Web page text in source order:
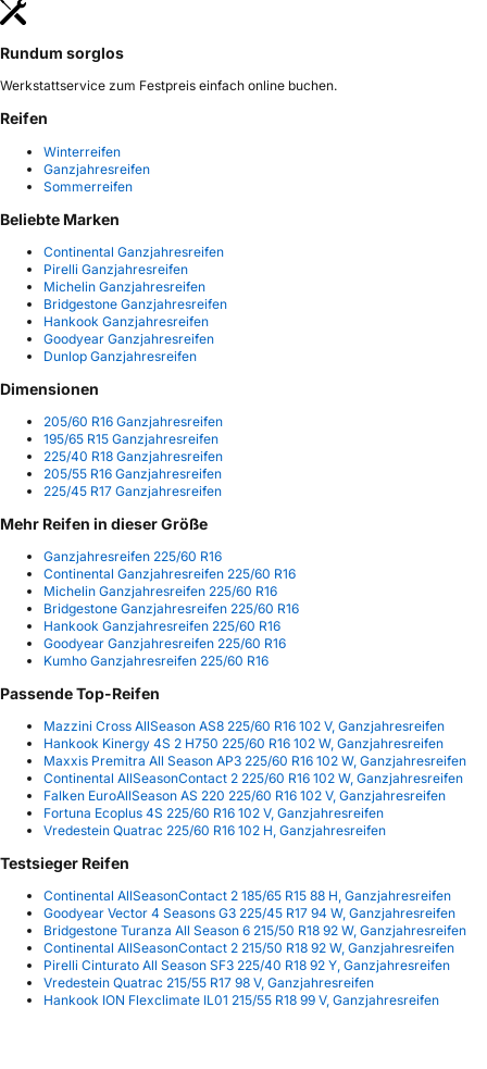
Rundum sorglos
Werkstattservice zum Festpreis einfach online buchen.
Reifen
Winterreifen
Ganzjahresreifen
Sommerreifen
Beliebte Marken
Continental Ganzjahresreifen
Pirelli Ganzjahresreifen
Michelin Ganzjahresreifen
Bridgestone Ganzjahresreifen
Hankook Ganzjahresreifen
Goodyear Ganzjahresreifen
Dunlop Ganzjahresreifen
Dimensionen
205/60 R16 Ganzjahresreifen
195/65 R15 Ganzjahresreifen
225/40 R18 Ganzjahresreifen
205/55 R16 Ganzjahresreifen
225/45 R17 Ganzjahresreifen
Mehr Reifen in dieser Größe
Ganzjahresreifen 225/60 R16
Continental Ganzjahresreifen 225/60 R16
Michelin Ganzjahresreifen 225/60 R16
Bridgestone Ganzjahresreifen 225/60 R16
Hankook Ganzjahresreifen 225/60 R16
Goodyear Ganzjahresreifen 225/60 R16
Kumho Ganzjahresreifen 225/60 R16
Passende Top-Reifen
Mazzini Cross AllSeason AS8 225/60 R16 102 V, Ganzjahresreifen
Hankook Kinergy 4S 2 H750 225/60 R16 102 W, Ganzjahresreifen
Maxxis Premitra All Season AP3 225/60 R16 102 W, Ganzjahresreifen
Continental AllSeasonContact 2 225/60 R16 102 W, Ganzjahresreifen
Falken EuroAllSeason AS 220 225/60 R16 102 V, Ganzjahresreifen
Fortuna Ecoplus 4S 225/60 R16 102 V, Ganzjahresreifen
Vredestein Quatrac 225/60 R16 102 H, Ganzjahresreifen
Testsieger Reifen
Continental AllSeasonContact 2 185/65 R15 88 H, Ganzjahresreifen
Goodyear Vector 4 Seasons G3 225/45 R17 94 W, Ganzjahresreifen
Bridgestone Turanza All Season 6 215/50 R18 92 W, Ganzjahresreifen
Continental AllSeasonContact 2 215/50 R18 92 W, Ganzjahresreifen
Pirelli Cinturato All Season SF3 225/40 R18 92 Y, Ganzjahresreifen
Vredestein Quatrac 215/55 R17 98 V, Ganzjahresreifen
Hankook ION Flexclimate IL01 215/55 R18 99 V, Ganzjahresreifen